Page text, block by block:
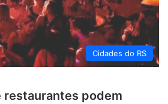
Cidades do RS
restaurantes podem